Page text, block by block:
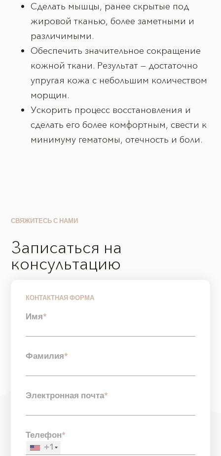
Сделать мышцы, ранее скрытые под
жировой тканью, более заметными и
различимыми.
Обеспечить значительное сокращение
кожной ткани. Результат — достаточно
упругая кожа с небольшим количеством
морщин.
Ускорить процесс восстановления и
сделать его более комфортным, свести к
минимуму гематомы, отечность и боли.
СВЯЖИТЕСЬ С НАМИ
Записаться на
консультацию
КОНТАКТНАЯ ФОРМА
Имя*
Фамилия*
Электронная почта*
Телефон*
+1